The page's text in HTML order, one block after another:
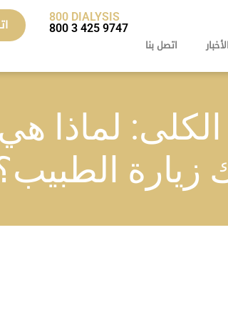
800 DIALYSIS
800 3 425 9747
اتصل بنا
الكلى: لماذا هي